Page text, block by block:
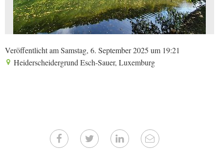
Veröffentlicht am Samstag, 6. September 2025 um 19:21
Heiderscheidergrund Esch-Sauer, Luxemburg